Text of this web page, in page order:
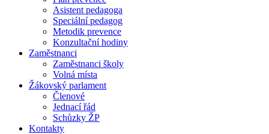
Asistent pedagoga
Speciální pedagog
Metodik prevence
Konzultační hodiny
Zaměstnanci
Zaměstnanci školy
Volná místa
Žákovský parlament
Členové
Jednací řád
Schůzky ŽP
Kontakty